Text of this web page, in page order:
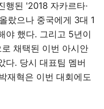
행된 '2018 자카르타·
랐으나 중국에게 3대 1
야 했다. 그리고 5년이
채택된 이번 아시안
다. 당시 대표팀 멤버
재혁은 이번 대회에도